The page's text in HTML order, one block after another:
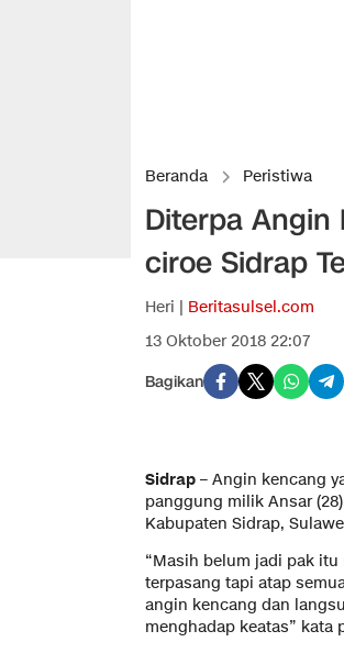
Beranda Peristiwa
Diterpa Angin
ciroe Sidrap
Heri | Beritasulsel.com
13 Oktober 2018 22:07
Bagikan
Sidrap – Angin kencang
panggung milik Ansar
Kabupaten Sidrap,
“Masih belum jadi pak
terpasang tapi atap
angin kencang dan
menghadap keatas” kata